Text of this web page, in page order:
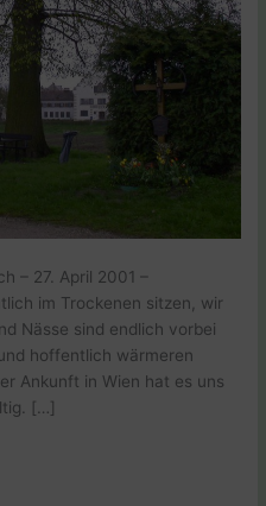
– 27. April 2001 –
im Trockenen sitzen, wir
Nässe sind endlich vorbei
hoffentlich wärmeren
Ankunft in Wien hat es uns
[…]